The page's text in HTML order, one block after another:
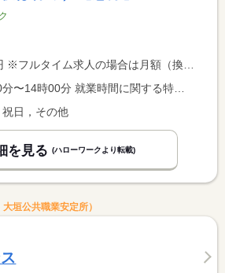
場合は月額（換算額）、パート求人の場合は時間額を表示しています。
就業時間１ 7時30分〜14時00分 就業時間に関する特記事項 ・ご相談に応じます。
日，その他
を見る (ハローワークより転載)
垣公共職業安定所）